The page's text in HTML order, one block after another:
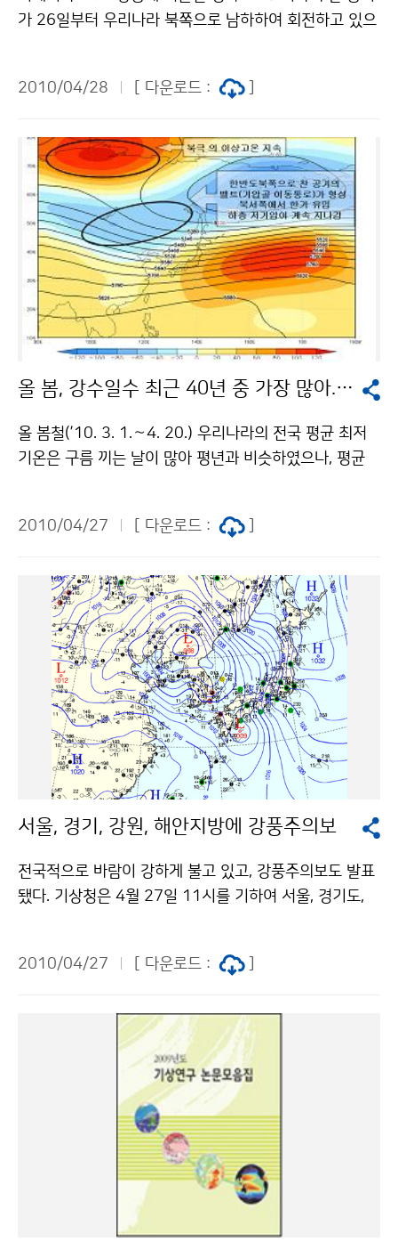
대한 유관기관의 적절한 대비를 통해 야외활동시 안전사
고, 철도 등 대중교통 안전점검 등 다양한 분야에서 안전
최소화하는 데 기여할 것으로 기대된다. [낙뢰문자 전송
공누리" 출처표시-상업적이용금지 조건에 따라 이용 할
수 있습니다.
가 26일부터 우리나라 북쪽으로 남하하여 회전하고 있으
있다. 이 찬 공기가 우리나라 북쪽에서 회전함에 따라 주
리는 날씨가 반복되고 있으며, 기온은 계속해서 조금씩 하
강하고 있다. 이 때문에 28일 아침 해가 뜰 무렵부터 흐린
날씨로 기온이 크게 오르지 못한 상태에서 늦은 오전부터
는 비까지 내려 기온이 다시 낮아졌다. 제주도를 제외한
전국의 많은 관측지점에서 4월 하순 가운데 낮 최고기온
이 관측 이래 가장 낮은 기록을 갱신한 곳이 많았다. 특히,
28일 서울의 낮 최고기온은 오전 10시 26분에 7.8℃로,
4월 하순의 낮 최고기온으로는 관측 이후(1907년) 가장
낮았다. 종전 서울 4월 하순 낮 최고기온 최저는 1962년
찬 공기는 28일 밤부터 29일 새벽 사이에 우리나라 상공
산지, 전북북동내륙, 경북북동산간에는 눈이 내려 쌓이는
곳이 있겠으니, 농작물과 시설물 관리 및 교통안전에 유의
지방의 체감온도는 영하권으로 매우 쌀쌀하겠으니, 건강
면서, 기온이 조금씩 상승하여 주말에는 평년의 기온 수준
으로 높아질 것으로 전망된다. [서울 지방 기온 예보] 날
짜 오늘(28일) 29일(목) 30일(금) 1일(토) 2일(일) 아침
최저기온 4.6 4 6 7
2010/04/28 [ 다운로드 :
올 봄, 강수일수 최근 40년 중 가장 많아.. 일조시간은 최소
올 봄철(’10. 3. 1.∼4. 20.) 우리나라의 전국 평균 최저
기온은 구름 끼는 날이 많아 평년과 비슷하였으나, 평균
비슷하였으나(평년 대비 112%), 강수일수는 19.6일로
따라 일조시간은 247.1시간으로 평년(338.1시간) 대비
73%로 매우 적었다. 강수일수는 최근 40년 중 가장 많았
고, 일조시간은 가장 적었다(그림 1 참조). [표 1] 올 봄철
(3.1~4.20) 기후 통계 자료와 평년편차(괄호) 올 봄철
(3.1~4.20) 평균기온 평균최고기온 평균최저기온 강수
량 강수일수 운량 일조시간 전국 7.1℃(-0.6℃) 12.1℃(-
1.6℃) 2.3℃(+0.1℃) 138.2mm(112.3%) 19.6일(+6.
7일) 6.1할(+1.2할) 247.1시간(73%) ※ 일조시간은 2
9개 지점 평균값임. 주요 도시별로 서울은 일조시간은 25
수는 17일로 열네 번째로 많았다. 대구의 일조시간은 22
5일로 스물두 번째로 많았다. 부산은 일조시간은 225.6
시간으로 1907년 이래 두 번째로 적었으며, 강수일수는
간으로 1912년 이래 네 번째로 적었고, 강수일수는 22
위 4위 5위 일조시간 최소순위 189.1시간 2003년 23
6.5시간 2002년 241.8시간 1911년 251.0시간 1956
년 255.3시간 2010년 강수일수 최다순위 21일 2007
년 21일 1956년 21일 1947년 19일 1914년 19일 1
911년 대구 1위 2위 3위 4위 5위 일조시간 최소순위 2
28.5시간 2010년 258.7시간 1992년 263.0시간 195
5년 273.3시간 1911년 275.6시간 1963년 강수일수
최다순위 19일 1956년 19일 1938년 19일 1914년 1
8일 1992년 18일 1972년 부산 1위 2위 3위 4위 5위
2010/04/27 [ 다운로드 :
서울, 경기, 강원, 해안지방에 강풍주의보
전국적으로 바람이 강하게 불고 있고, 강풍주의보도 발표
됐다. 기상청은 4월 27일 11시를 기하여 서울, 경기도,
은 서울 17.0, 인천 18.0, 서산 18.0, 군산 16.0이다. 대
강한 바람이 불 것으로 예상된다. 비닐하우스, 입간판 등
시설물 피해가 발생하지 않도록 대비가 필요하다. 27일
오전 11시에 강풍주의보가 발표된 지역은 △서울시 △경
기도(광명시, 과천시, 안산시, 시흥시, 수원시, 성남시, 안
양시, 오산시, 평택시, 군포시, 의왕시, 하남시, 용인시, 이
천시, 안성시, 화성시, 여주군, 광주시, 양평군, 부천시, 김
포시, 동두천시, 연천군, 포천시, 가평군, 고양시, 양주시,
의정부시, 파주시, 구리시, 남양주시) △인천시 △충청남
도(부여군, 청양군, 태안군, 당진군, 서산시, 보령시, 서천
2010/04/27 [ 다운로드 :